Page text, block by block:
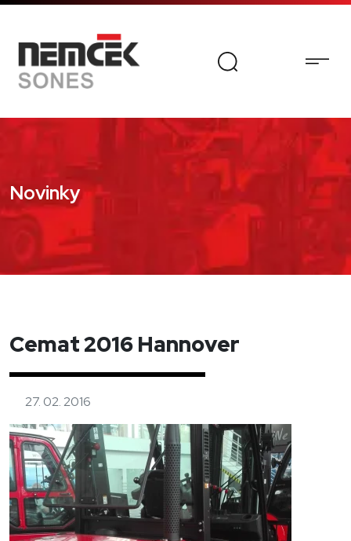
Novinky
Cemat 2016 Hannover
27. 02. 2016